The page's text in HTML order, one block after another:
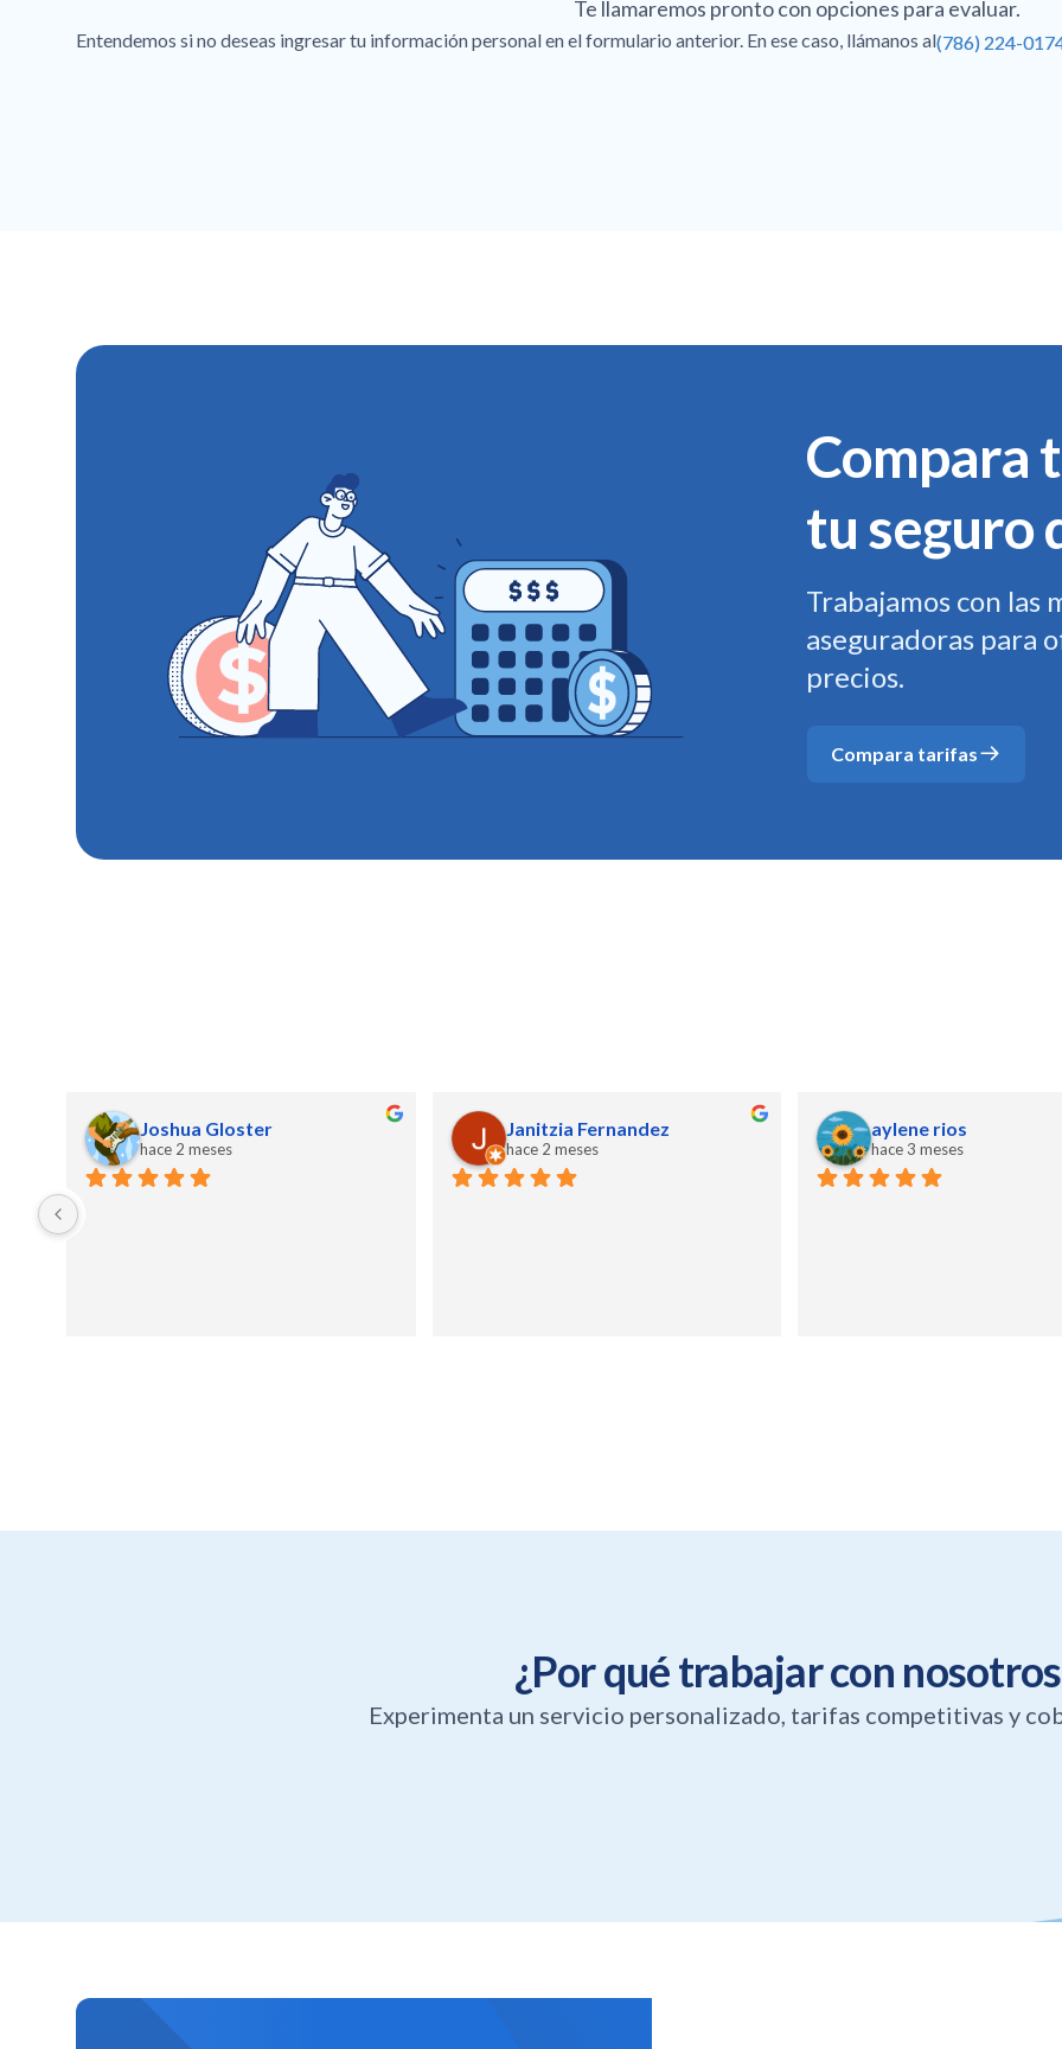
Te llamaremos pronto con opciones para evaluar.
Entendemos si no deseas ingresar tu información personal en el formulario anterior. En ese caso, llámanos al(786) 224-
Compara
tu seguro
Trabajamos con las
aseguradoras para
precios.
Compara tarifas
Joshua Gloster
hace 2 meses
Janitzia Fernandez
hace 2 meses
aylene rios
hace 3 meses
¿Por qué trabajar con
Experimenta un servicio personalizado, tarifas competitivas y